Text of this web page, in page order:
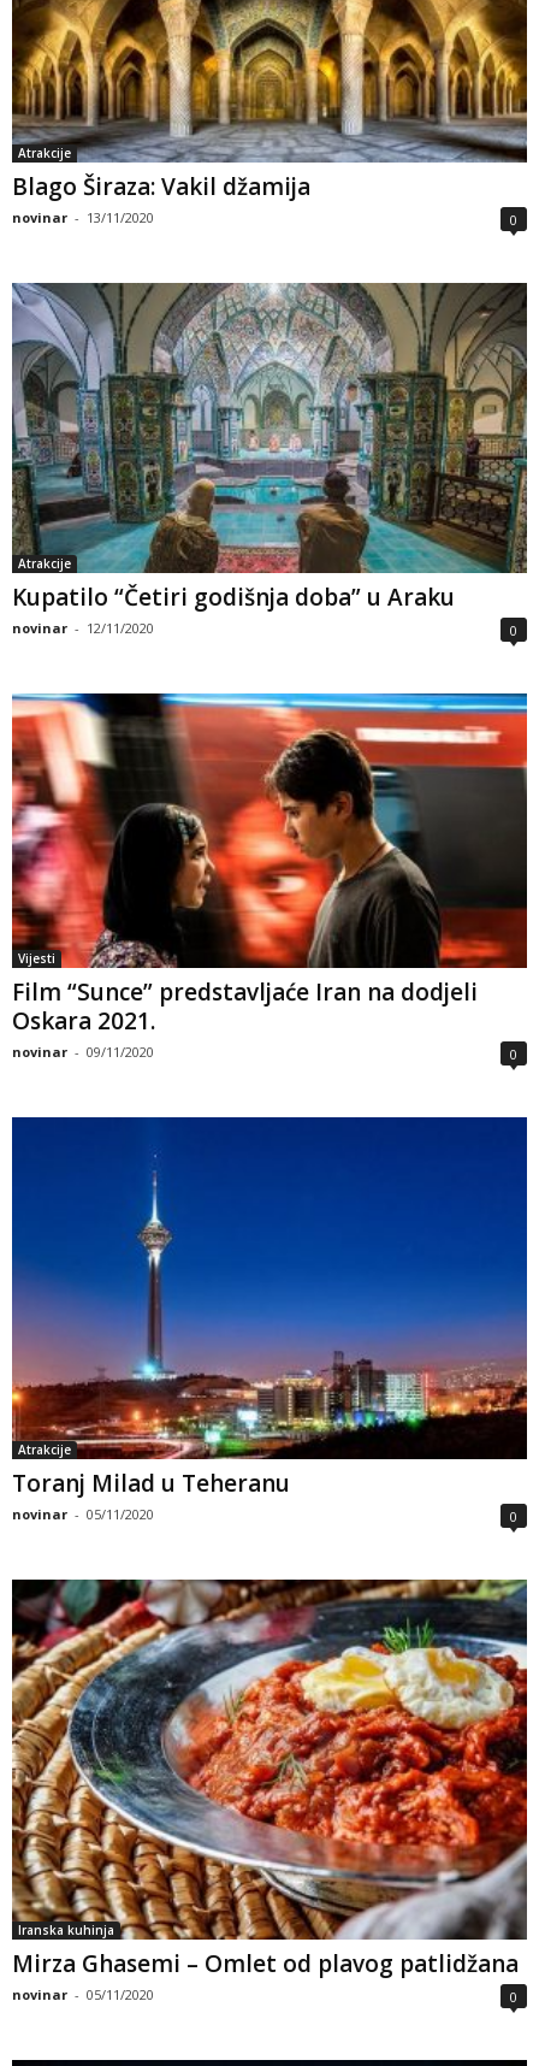
Atrakcije
Blago Širaza: Vakil džamija
novinar - 13/11/2020 0
Atrakcije
Kupatilo “Četiri godišnja doba” u Araku
novinar - 12/11/2020 0
Vijesti
Film “Sunce” predstavljaće Iran na dodjeli
Oskara 2021.
novinar - 09/11/2020 0
Atrakcije
Toranj Milad u Teheranu
novinar - 05/11/2020 0
Iranska kuhinja
Mirza Ghasemi – Omlet od plavog patlidžana
novinar - 05/11/2020 0